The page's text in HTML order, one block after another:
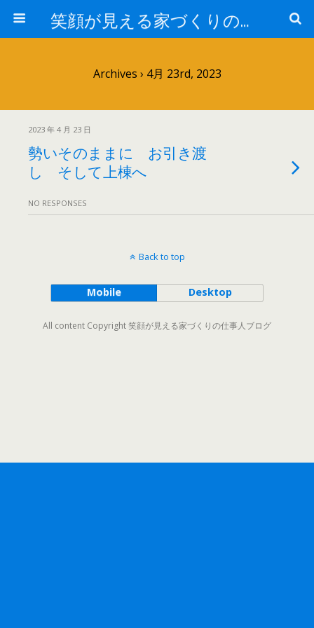
笑顔が見える家づくりの仕事人ブログ
Archives › 4月 23rd, 2023
2023 年 4 月 23 日
勢いそのままに お引き渡
し そして上棟へ
NO RESPONSES
Back to top
Mobile Desktop
All content Copyright 笑顔が見える家づくりの仕事人ブログ